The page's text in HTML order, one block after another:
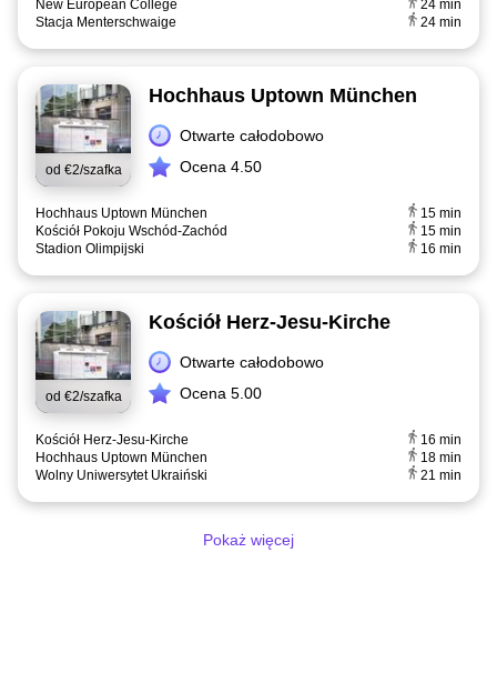
New European College
24 min
Stacja Menterschwaige
24 min
od €2/szafka
Hochhaus Uptown München
Otwarte całodobowo
Ocena 4.50
Hochhaus Uptown München
15 min
Kościół Pokoju Wschód-Zachód
15 min
Stadion Olimpijski
16 min
od €2/szafka
Kościół Herz-Jesu-Kirche
Otwarte całodobowo
Ocena 5.00
Kościół Herz-Jesu-Kirche
16 min
Hochhaus Uptown München
18 min
Wolny Uniwersytet Ukraiński
21 min
Pokaż więcej